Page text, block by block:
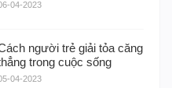
04-2023
người trẻ giải tỏa căng
trong cuộc sống
04-2023